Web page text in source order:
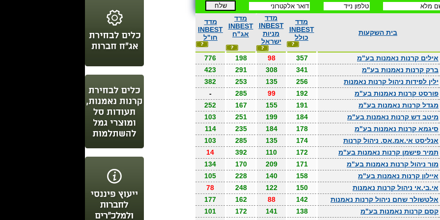
בית השקעות
מדד
INBEST
כולל
מדד
INBEST
מניות
ישראל
מדד
INBEST
אג"ח
מדד
INBEST
חו"ל
אילים קרנות נאמנות בע"מ 357
98
198
776
ברק קרנות נאמנות בע"מ
341
308
291
423
ילין לפידות ניהול קרנות נאמנות
256
135
253
382
פורסט קרנות נאמנות בע"מ
192
99
285
-
מגדל קרנות נאמנות בע"מ
191
155
167
252
מיטב דש קרנות נאמנות בע"מ
184
199
251
103
סיגמא קרנות נאמנות בע"מ
178
184
235
114
אנליסט אי.אמ.אס. ניהול קרנות
174
135
285
103
תמיר פישמן קרנות נאמנות בע"מ
172
110
392
14
מור ניהול קרנות נאמנות בע"מ
171
209
170
134
איילון קרנות נאמנות בע"מ
158
140
228
105
אי.בי.אי ניהול קרנות נאמנות
150
122
248
78
אלטשולר שחם ניהול קרנות נאמנות
142
88
162
177
קסם קרנות נאמנות בע"מ
138
141
172
101